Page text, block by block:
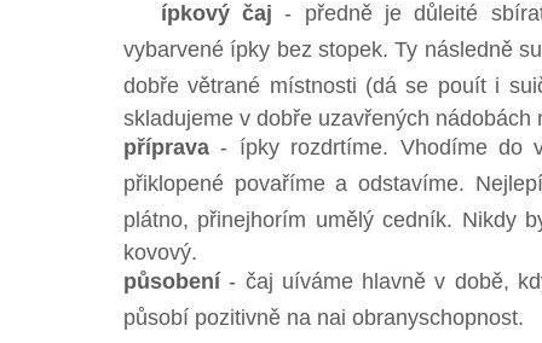
ípkový čaj - předně je důleité
vybarvené ípky bez stopek. Ty následně
dobře větrané místnosti (dá se pouít i
skladujeme v dobře uzavřených
příprava - ípky rozdrtíme. Vhodíme do
přiklopené povaříme a odstavíme.
plátno, přinejhorím umělý cedník. Nikdy
kovový.
působení - čaj uíváme hlavně v době,
působí pozitivně na nai obranyschopnost.